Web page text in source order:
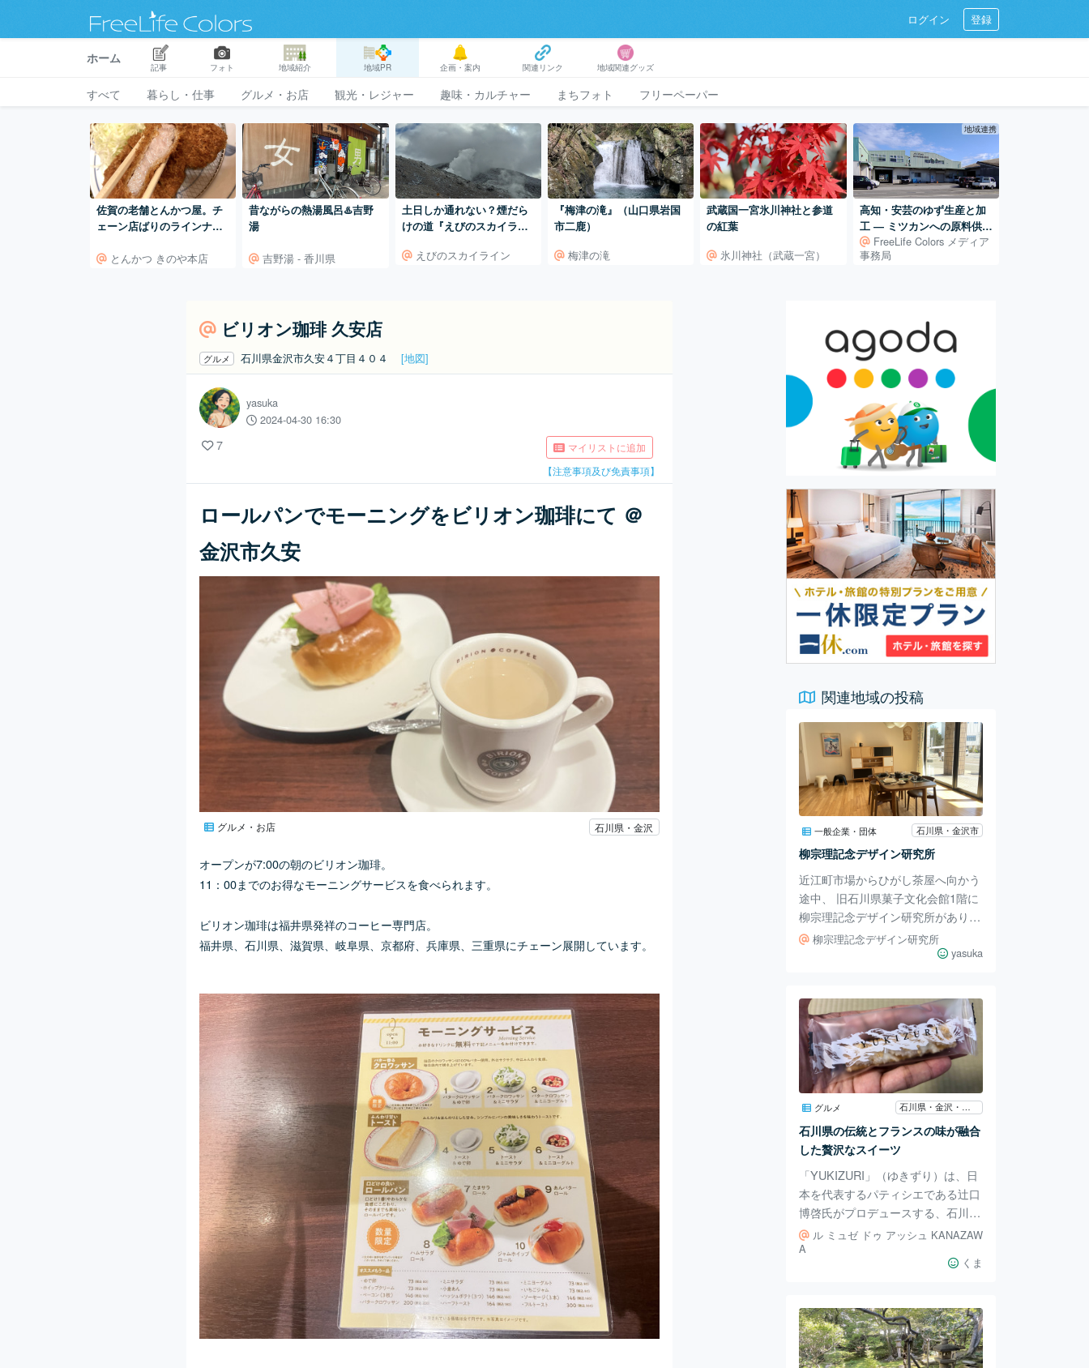
ログイン 登録
ホーム
記事 フォト 地域紹介 地域PR 企画・案内 関連リンク 地域関連グッズ
すべて 暮らし・仕事 グルメ・お店 観光・レジャー 趣味・カルチャー まちフォト フリーペーパー
佐賀の老舗とんかつ屋。チ
ェーン店ばりのラインナッ
嬉しい。
とんかつ きのや本店
昔ながらの熱湯風呂♨️吉野
湯
吉野湯 - 香川県
土日しか通れない？煙だら
けの道『えびのスカイライ
えびのスカイライン
『梅津の滝』（山口県岩国
市二鹿）
梅津の滝
武蔵国一宮氷川神社と参道
の紅葉
氷川神社（武蔵一宮）
地域連携
高知・安芸のゆず生産と加
工 ― ミツカンへの原料供給
を支える仕組み
FreeLife Colors メディア
事務局
ビリオン珈琲 久安店
グルメ 石川県金沢市久安４丁目４０４ [地図]
yasuka
2024-04-30 16:30
7
マイリストに追加
【注意事項及び免責事項】
ロールパンでモーニングをビリオン珈琲にて ＠
金沢市久安
グルメ・お店 石川県・金沢
オープンが7:00の朝のビリオン珈琲。
11：00までのお得なモーニングサービスを食べられます。
ビリオン珈琲は福井県発祥のコーヒー専門店。
福井県、石川県、滋賀県、岐阜県、京都府、兵庫県、三重県にチェーン展開しています。
関連地域の投稿
一般企業・団体 石川県・金沢市
柳宗理記念デザイン研究所
近江町市場からひがし茶屋へ向かう
途中、 旧石川県菓子文化会館1階に
柳宗理記念デザイン研究所がありま
す。 日本を代表する工業デザイナ
ー、柳宗理氏の生涯がわかる展示
理氏は約50年もの間、金沢の金沢美
術工芸大学で教鞭をとりました。
そのご縁から作品をはじめとするデ
ザイン関係資料約7000点余りが大
学に寄託され、こちらで展示されて
るに至ったそうです。 シンプルな
デザインですが、使いやすい、 椅
子は実際に座ることもできるので、
デザイン性の高
柳宗理記念デザイン研究所
yasuka
グルメ 石川県・金沢・羽咋
石川県の伝統とフランスの味が融合
した贅沢なスイーツ
「YUKIZURI」（ゆきずり）は、日
本を代表するパティシエである辻口
博啓氏がプロデュースする、石川県
を代表するスイーツです。 辻口さ
んが創業した石川県金沢市のパティ
スリー「LE MUSÉE DE H」（ル
ています。 「YUKIZURI」という名
前は、兼六園などで見られる冬の伝
統的な風景「雪吊り」から取られて
います。これは、雪の重みで枝が折
ル ミュゼ ドゥ アッシュ KANAZAW
A
くま